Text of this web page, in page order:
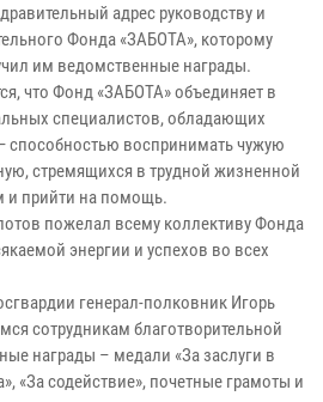
адрес руководству и
Фонда «ЗАБОТА», которому
им ведомственные награды.
что Фонд «ЗАБОТА» объединяет в
специалистов, обладающих
воспринимать чужую
стремящихся в трудной жизненной
и прийти на помощь.
пожелал всему коллективу Фонда
энергии и успехов во всех
генерал-полковник Игорь
сотрудникам благотворительной
награды – медали «За заслуги в
«За содействие», почетные грамоты и